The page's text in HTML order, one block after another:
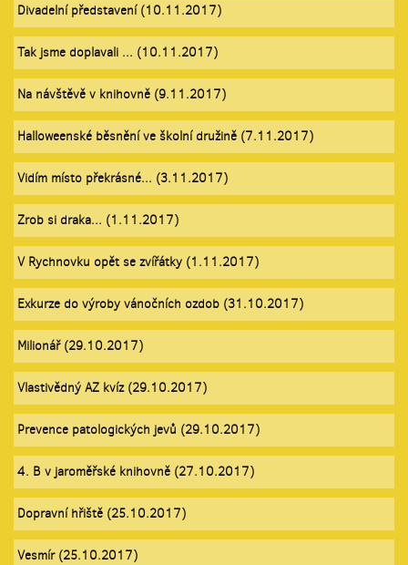
Divadelní představení (10.11.2017)
Tak jsme doplavali ... (10.11.2017)
Na návštěvě v knihovně (9.11.2017)
Halloweenské běsnění ve školní družině (7.11.2017)
Vidím místo překrásné... (3.11.2017)
Zrob si draka... (1.11.2017)
V Rychnovku opět se zvířátky (1.11.2017)
Exkurze do výroby vánočních ozdob (31.10.2017)
Milionář (29.10.2017)
Vlastivědný AZ kvíz (29.10.2017)
Prevence patologických jevů (29.10.2017)
4. B v jaroměřské knihovně (27.10.2017)
Dopravní hřiště (25.10.2017)
Vesmír (25.10.2017)